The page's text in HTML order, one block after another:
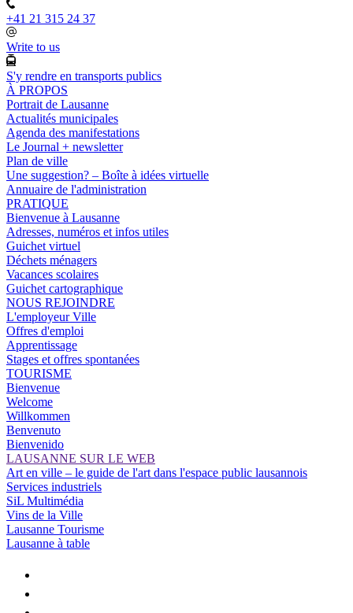
+41 21 315 24 37
Write to us
S'y rendre en transports publics
À PROPOS
Portrait de Lausanne
Actualités municipales
Agenda des manifestations
Le Journal + newsletter
Plan de ville
Une suggestion? – Boîte à idées virtuelle
Annuaire de l'administration
PRATIQUE
Bienvenue à Lausanne
Adresses, numéros et infos utiles
Guichet virtuel
Déchets ménagers
Vacances scolaires
Guichet cartographique
NOUS REJOINDRE
L'employeur Ville
Offres d'emploi
Apprentissage
Stages et offres spontanées
TOURISME
Bienvenue
Welcome
Willkommen
Benvenuto
Bienvenido
LAUSANNE SUR LE WEB
Art en ville – le guide de l'art dans l'espace public lausannois
Services industriels
SiL Multimédia
Vins de la Ville
Lausanne Tourisme
Lausanne à table